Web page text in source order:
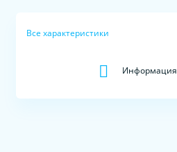
Все характеристики
Информация